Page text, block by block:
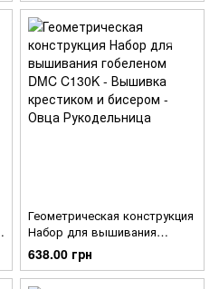
Геометрическая конструкция
Набор для вышивания
гобеленом DMC C130K
638.00 грн